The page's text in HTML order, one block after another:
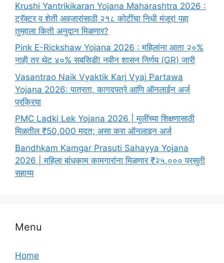
Krushi Yantrikikaran Yojana Maharashtra 2026 :
ट्रॅक्टर व शेती अवजारांसाठी २१८ कोटींचा निधी मंजूर! पहा
तुम्हाला किती अनुदान मिळणार?
Pink E-Rickshaw Yojana 2026 : महिलांना आता २०%
नाही तर थेट ४०% सबसिडी! नवीन शासन निर्णय (GR) जारी
Vasantrao Naik Vyaktik Karj Vyaj Partawa
Yojana 2026: पात्रता, कागदपत्रे आणि ऑनलाईन अर्ज
प्रक्रिया
PMC Ladki Lek Yojana 2026 | मुलींच्या शिक्षणासाठी
मिळतील ₹50,000 मदत; असा करा ऑनलाइन अर्ज
Bandhkam Kamgar Prasuti Sahayya Yojana
2026 | महिला बांधकाम कामगारांना मिळणार ₹२५,००० प्रसुती
सहाय्य
Menu
Home